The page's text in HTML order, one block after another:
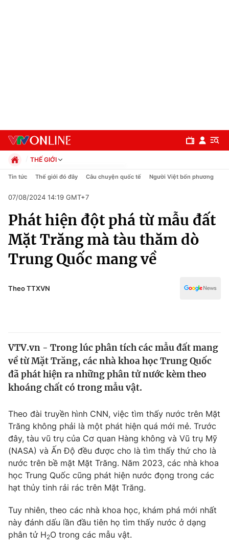
Chuyên mục
Chính trị
Xã hội
Pháp luật
Thế giới
Tin tức
Thế giới đó đây
Câu chuyện quốc tế
Kinh tế
Thị trường
Góc doanh nghiệp
Dữ liệu và đời sống
Truyền hình
Phim VTV
Hậu trường
Khán giả
Giải trí
Điện ảnh
Âm nhạc
Sao
Du lịch
Làm đẹp
Giáo dục
THẾ GIỚI
Chính trị
Pháp luật
Kinh tế
Thể thao
Truyền hình
Văn hóa - Giải trí
Y tế
Tin tức Thế giới đó đây Câu chuyện quốc tế Người Việt bốn phương
07/08/2024 14:19 GMT+7
Phát hiện đột phá từ mẫu đất
Mặt Trăng mà tàu thăm dò
Trung Quốc mang về
Theo TTXVN
VTV.vn - Trong lúc phân tích các mẫu đất mang
về từ Mặt Trăng, các nhà khoa học Trung Quốc
đã phát hiện ra những phân tử nước kèm theo
khoáng chất có trong mẫu vật.
Theo đài truyền hình CNN, việc tìm thấy nước trên Mặt
Trăng không phải là một phát hiện quá mới mẻ. Trước
đây, tàu vũ trụ của Cơ quan Hàng không và Vũ trụ Mỹ
(NASA) và Ấn Độ đều được cho là tìm thấy thứ cho là
nước trên bề mặt Mặt Trăng. Năm 2023, các nhà khoa
học Trung Quốc cũng phát hiện nước đọng trong các
hạt thủy tinh rải rác trên Mặt Trăng.
Tuy nhiên, theo các nhà khoa học, khám phá mới nhất
này đánh dấu lần đầu tiên họ tìm thấy nước ở dạng
phân tử H2O trong các mẫu vật.